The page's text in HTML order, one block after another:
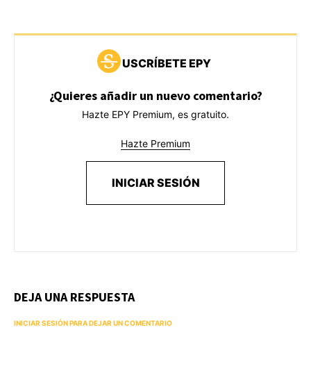
USCRÍBETE EPY
¿Quieres añadir un nuevo comentario?
Hazte EPY Premium, es gratuito.
Hazte Premium
INICIAR SESIÓN
DEJA UNA RESPUESTA
INICIAR SESIÓN PARA DEJAR UN COMENTARIO